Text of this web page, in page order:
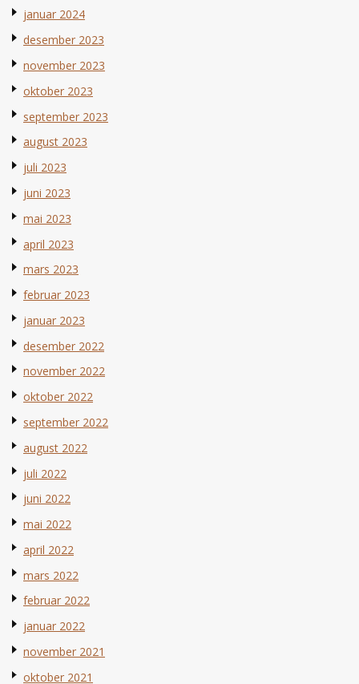
januar 2024
desember 2023
november 2023
oktober 2023
september 2023
august 2023
juli 2023
juni 2023
mai 2023
april 2023
mars 2023
februar 2023
januar 2023
desember 2022
november 2022
oktober 2022
september 2022
august 2022
juli 2022
juni 2022
mai 2022
april 2022
mars 2022
februar 2022
januar 2022
november 2021
oktober 2021